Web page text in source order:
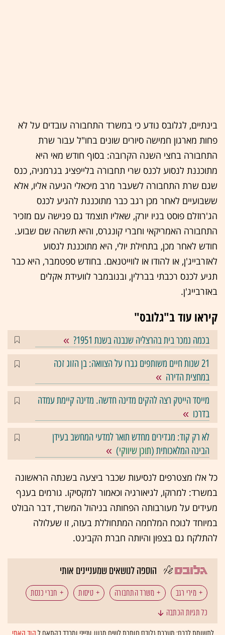
בינתיים, לגלובס נודע כי במשרד התחבורה עובדים על לא
פחות מארגון חמישה סיורים שונים בחו"ל עבור שרת
התחבורה בחצי השנה הקרובה: בסוף חודש מאי היא
מתוכננת לנסוע לכנס שרי תחבורה בלייפציג בגרמניה, כנס
שגם שרת התחבורה לשעבר מרב מיכאלי הגיעה אליו, אלא
ששבועיים לאחר מכן רגב כבר מתוכננת להגיע לכנס
הג'רוזלם פוסט בניו יורק, שאליו תוצמד גם פגישה עם מזכיר
התחבורה האמריקאי וחברי קונגרס, והיא תשהה שם שבוע.
חודש לאחר מכן, בתחילת יולי, היא מתוכננת לנסוע
לאזרבייג'ן, או להודו או לווייטנאם. בחודש ספטמבר, היא כבר
תגיע לכנס רכבתי בברלין, ובנובמבר לוועידת אקלים
באזרבייג'ן.
קיראו עוד ב"גלובס"
בכמה נמכר בית בהרצליה שנבנה בשנת 1951?
21 שנות חיים משותפים גברו על הצוואה: בן הזוג זכה
במחצית הדירה
מייסד הייטק רצה להקים מדינה חדשה. מדינה קיימת עמדה
בדרכו
לא רק קוד: מגדירים מחדש תואר למדעי המחשב בעידן
הבינה המלאכותית (תוכן שיווקי)
כל אלו מצטרפים לנסיעות שכבר ביצעה בשנתה הראשונה
במשרד: למרוקו, לגיאורגיה וכאמור למקסיקו. גורמים בענף
מעידים על מעורבותה הפחותה בניהול המשרד, דבר הבולט
במיוחד לנוכח המלחמה המתחוללת בעזה, זו שעלולה
להתלקח גם בצפון והיותה חברת הקבינט.
הוספה לנושאים שמעניינים אותי
מירי רגב משרד התחבורה טיסות
חברי כנסת
כל תגיות הכתבה